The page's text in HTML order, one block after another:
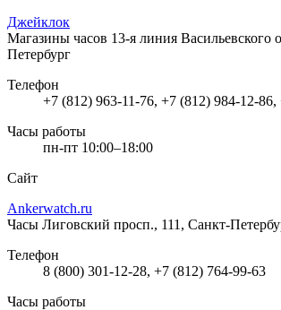
Джейклок
Магазины часов 13-я линия Васильевского
Петербург
Телефон
+7 (812) 963-11-76, +7 (812) 984-12-
Часы работы
пн-пт 10:00–18:00
Сайт
Ankerwatch.ru
Часы Лиговский просп., 111, Санкт-
Телефон
8 (800) 301-12-28, +7 (812) 764-99-63
Часы работы